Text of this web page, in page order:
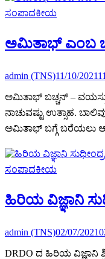
ಸಂಪಾದಕೀಯ
ಅಮಿತಾಭ್ ಎಂಬ
admin (TNS)11/10/2021
ಅಮಿತಾಭ್ ಬಚ್ಚನ್ – ವಯಸ್ಸು
ನಾಚುವಷ್ಟು ಉತ್ಸಾಹ.
ಅಮಿತಾಭ್ ಬಗ್ಗೆ ಬರೆಯಲು
ಸಂಪಾದಕೀಯ
ಹಿರಿಯ ವಿಜ್ಞಾನಿ
admin (TNS)02/07/2021
DRDO ದ ಹಿರಿಯ ವಿಜ್ಞಾನಿ